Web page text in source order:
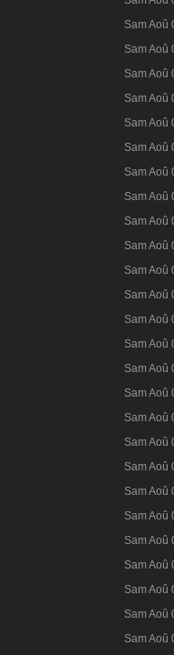
Sam Aoû
Sam Aoû
Sam Aoû
Sam Aoû
Sam Aoû
Sam Aoû
Sam Aoû
Sam Aoû
Sam Aoû
Sam Aoû
Sam Aoû
Sam Aoû
Sam Aoû
Sam Aoû
Sam Aoû
Sam Aoû
Sam Aoû
Sam Aoû
Sam Aoû
Sam Aoû
Sam Aoû
Sam Aoû
Sam Aoû
Sam Aoû
Sam Aoû
Sam Aoû